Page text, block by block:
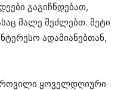
გაგიჩნდებათ,
მალე შეძლებთ. მეტი
ადამიანებთან,
ყოველდღიური